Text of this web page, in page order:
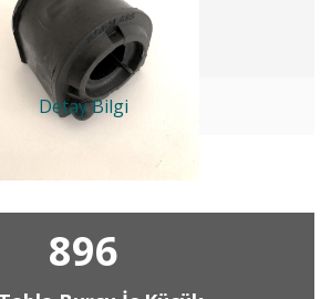
Detay Bilgi
896